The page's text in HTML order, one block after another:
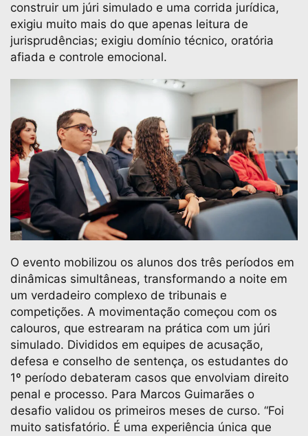
construir um júri simulado e uma corrida jurídica,
exigiu muito mais do que apenas leitura de
jurisprudências; exigiu domínio técnico, oratória
afiada e controle emocional.
O evento mobilizou os alunos dos três períodos em
dinâmicas simultâneas, transformando a noite em
um verdadeiro complexo de tribunais e
competições. A movimentação começou com os
calouros, que estrearam na prática com um júri
simulado. Divididos em equipes de acusação,
defesa e conselho de sentença, os estudantes do
1º período debateram casos que envolviam direito
penal e processo. Para Marcos Guimarães o
desafio validou os primeiros meses de curso. “Foi
muito satisfatório. É uma experiência única que